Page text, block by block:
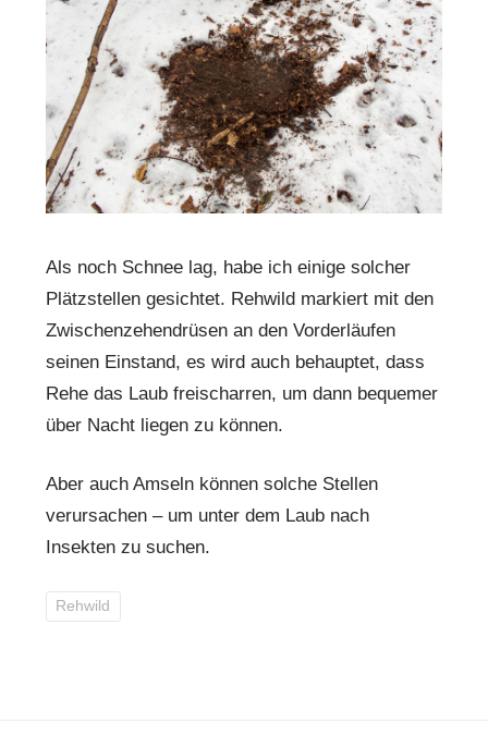
Als noch Schnee lag, habe ich einige solcher
Plätzstellen gesichtet. Rehwild markiert mit den
Zwischenzehendrüsen an den Vorderläufen
seinen Einstand, es wird auch behauptet, dass
Rehe das Laub freischarren, um dann bequemer
über Nacht liegen zu können.
Aber auch Amseln können solche Stellen
verursachen – um unter dem Laub nach
Insekten zu suchen.
Rehwild